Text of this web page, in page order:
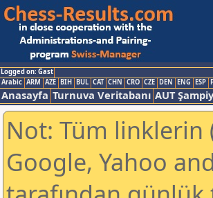
Logged on: Gast
Arabic ARM AZE BIH BUL CAT CHN CRO CZE DEN ENG ESP
Anasayfa Turnuva Veritabanı AUT
Not: Tüm linklerin
Google, Yahoo